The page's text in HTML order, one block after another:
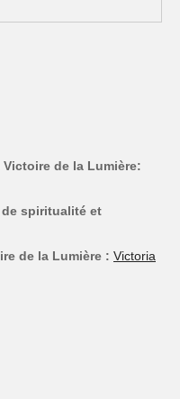
de la Lumière:
spiritualité et
de la Lumière : Victoria